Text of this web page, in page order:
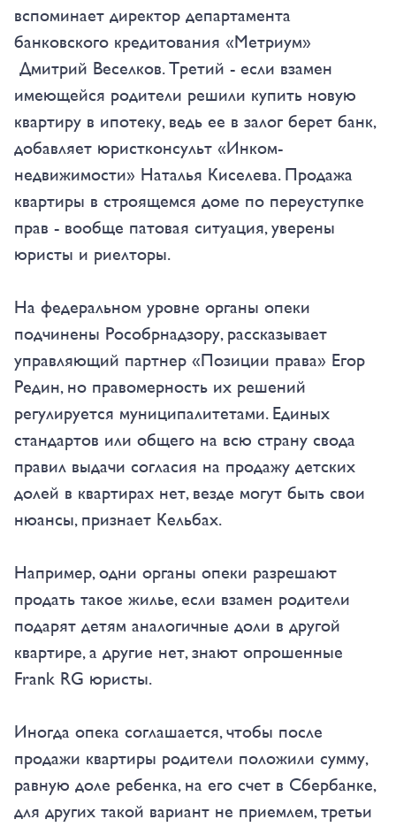
вспоминает директор департамента
банковского кредитования «Метриум»
Дмитрий Веселков. Третий - если взамен
имеющейся родители решили купить новую
квартиру в ипотеку, ведь ее в залог берет банк,
добавляет юристконсульт «Инком-
недвижимости» Наталья Киселева. Продажа
квартиры в строящемся доме по переуступке
прав - вообще патовая ситуация, уверены
юристы и риелторы.
На федеральном уровне органы опеки
подчинены Рособрнадзору, рассказывает
управляющий партнер «Позиции права» Егор
Редин, но правомерность их решений
регулируется муниципалитетами. Единых
стандартов или общего на всю страну свода
правил выдачи согласия на продажу детских
долей в квартирах нет, везде могут быть свои
нюансы, признает Кельбах.
Например, одни органы опеки разрешают
продать такое жилье, если взамен родители
подарят детям аналогичные доли в другой
квартире, а другие нет, знают опрошенные
Frank RG юристы.
Иногда опека соглашается, чтобы после
продажи квартиры родители положили сумму,
равную доле ребенка, на его счет в Сбербанке,
для других такой вариант не приемлем, третьи